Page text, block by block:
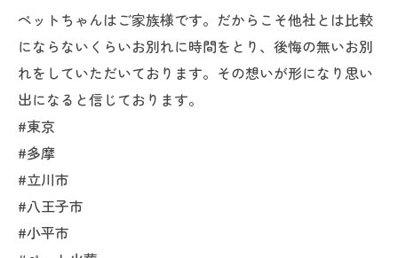
ペットちゃんはご家族様です。だからこそ他社とは比較
にならないくらいお別れに時間をとり、後悔の無いお別
れをしていただいております。その想いが形になり思い
出になると信じております。
#東京
#多摩
#立川市
#八王子市
#小平市